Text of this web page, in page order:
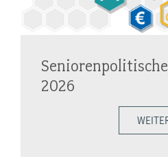
2026